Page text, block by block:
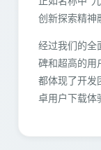
创新探索精神
经过我们的全
碑和超高的用
都体现了开发
卓用户下载体